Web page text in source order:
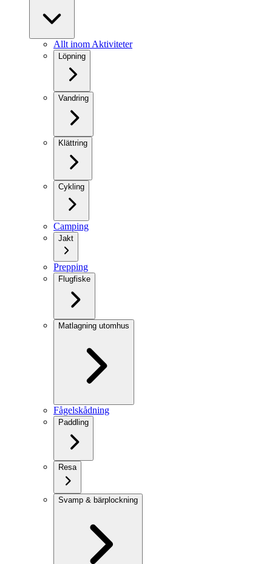
Allt inom Aktiviteter
Löpning
Vandring
Klättring
Cykling
Camping
Jakt
Prepping
Flugfiske
Matlagning utomhus
Fågelskådning
Paddling
Resa
Svamp & bärplockning